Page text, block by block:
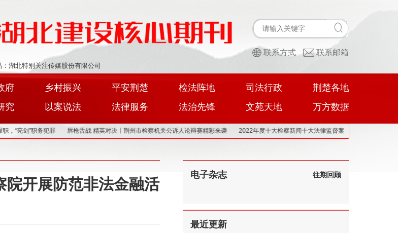
联系方式 联系邮箱
：湖北特别关注传媒股份有限公司
府 乡村振兴 平安荆楚 检法阵地 司法行政
荆楚各地
究 以案说法 法律服务 法治先锋 文苑天地 万方数据
”职务犯罪 唇枪舌战 精英对决丨荆州市检察机关公诉人论辩赛精彩来袭 2022年度十大检察新闻十大法律监督案例评选揭晓
院开展防范非法金融活
电子杂志 往期回顾
最近更新